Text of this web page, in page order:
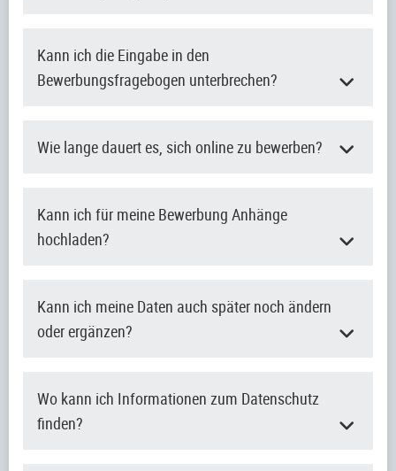
Kann ich die Eingabe in den
Bewerbungsfragebogen unterbrechen?
Wie lange dauert es, sich online zu bewerben?
Kann ich für meine Bewerbung Anhänge
hochladen?
Kann ich meine Daten auch später noch ändern
oder ergänzen?
Wo kann ich Informationen zum Datenschutz
finden?